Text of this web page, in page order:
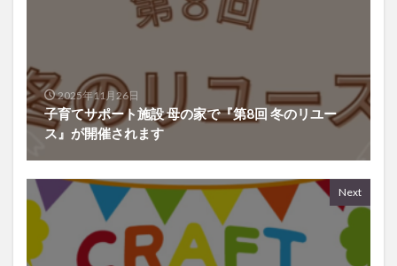
2025年11月26日
子育てサポート施設 母の家で『第8回 冬のリユー
ス』が開催されます
Next